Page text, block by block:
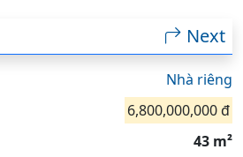
Next
Nhà riêng
6,800,000,000 đ
43 m²